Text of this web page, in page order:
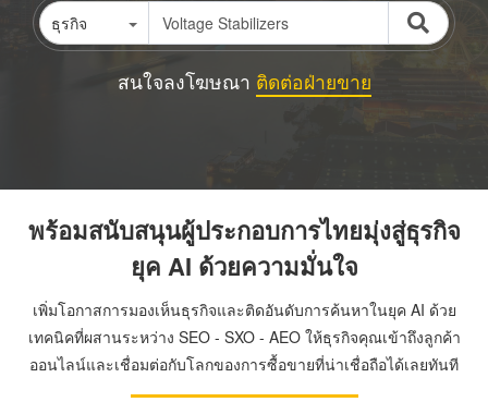
ธุรกิจ
สนใจลงโฆษณา ติดต่อฝ่ายขาย
พร้อมสนับสนุนผู้ประกอบการไทยมุ่งสู่ธุรกิจ
ยุค AI ด้วยความมั่นใจ
เพิ่มโอกาสการมองเห็นธุรกิจและติดอันดับการค้นหาในยุค AI ด้วย
เทคนิคที่ผสานระหว่าง SEO - SXO - AEO ให้ธุรกิจคุณเข้าถึงลูกค้า
ออนไลน์และเชื่อมต่อกับโลกของการซื้อขายที่น่าเชื่อถือได้เลยทันที